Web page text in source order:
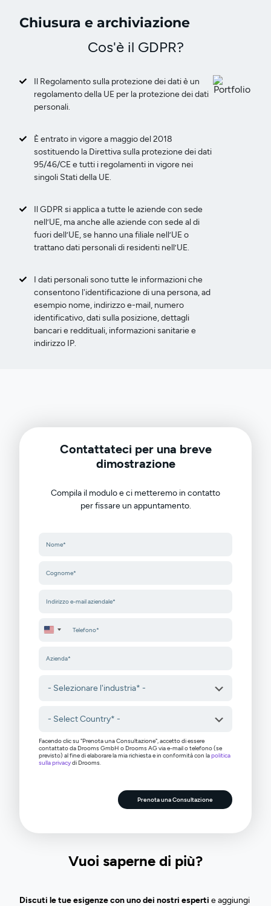
Chiusura e archiviazione
Cos'è il GDPR?
Il Regolamento sulla protezione dei dati è un
regolamento della UE per la protezione dei dati
personali.
È entrato in vigore a maggio del 2018
sostituendo la Direttiva sulla protezione dei dati
95/46/CE e tutti i regolamenti in vigore nei
singoli Stati della UE.
Il GDPR si applica a tutte le aziende con sede
nell’UE, ma anche alle aziende con sede al di
fuori dell’UE, se hanno una filiale nell’UE o
trattano dati personali di residenti nell’UE.
I dati personali sono tutte le informazioni che
consentono l'identificazione di una persona, ad
esempio nome, indirizzo e-mail, numero
identificativo, dati sulla posizione, dettagli
bancari e reddituali, informazioni sanitarie e
indirizzo IP.
Vuoi saperne di più?
Discuti le tue esigenze con uno dei nostri esperti e aggiungi
Contattateci per una breve
dimostrazione
Compila il modulo e ci metteremo in contatto
per fissare un appuntamento.
United States +1
Facendo clic su "Prenota una Consultazione", accetto di essere
contattato da Drooms GmbH o Drooms AG via e-mail o telefono (se
previsto) al fine di elaborare la mia richiesta e in conformità con lapolitica
sulla privacydi Drooms.
Prenota una Consultazione